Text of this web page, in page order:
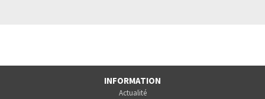
INFORMATION
Actualité